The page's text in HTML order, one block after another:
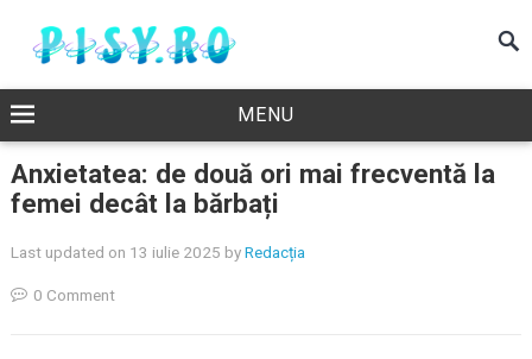
MENU
Anxietatea: de două ori mai frecventă la
femei decât la bărbați
Last updated on 13 iulie 2025 byRedacția
0 Comment